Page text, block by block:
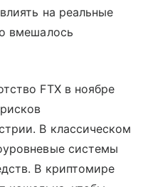
на реальные
вмешалось
FTX в ноябре
В классическом
системы
В криптомире